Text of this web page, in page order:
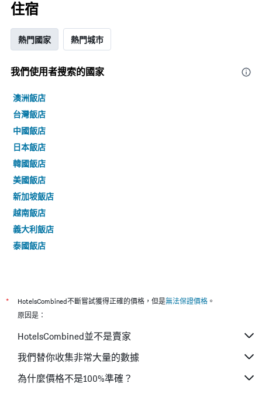
住宿
熱門國家 熱門城市
我們使用者搜索的國家
澳洲飯店
台灣飯店
中國飯店
日本飯店
韓國飯店
美國飯店
新加坡飯店
越南飯店
義大利飯店
泰國飯店
* HotelsCombined不斷嘗試獲得正確的價格，但是無法保證價格 。
原因是：
HotelsCombined並不是賣家
我們替你收集非常大量的數據
為什麼價格不是100%準確？